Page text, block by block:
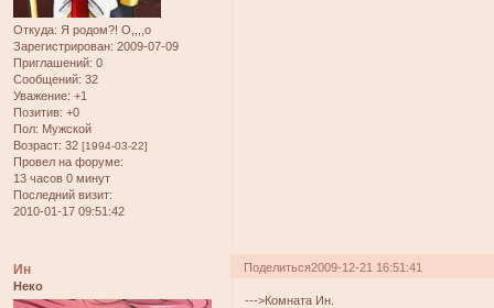
Откуда: Я родом?! О,,,,о
Зарегистрирован: 2009-07-09
Приглашений: 0
Сообщений: 32
Уважение: +1
Позитив: +0
Пол: Мужской
Возраст: 32 [1994-03-22]
Провел на форуме:
13 часов 0 минут
Последний визит:
2010-01-17 09:51:42
Поделиться2009-12-21 16:51:41
Ин
Неко
--->Комната Ин.